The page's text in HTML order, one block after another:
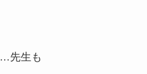
先生も